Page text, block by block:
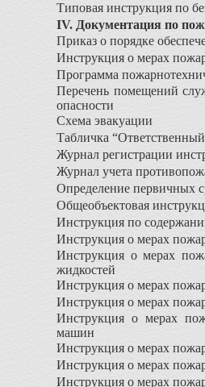
Типовая инструкция по
IV. Документация по
Приказ о порядке
Инструкция о мерах
Программа
Перечень помещений
опасности
Схема эвакуации
Табличка
Журнал регистрации
Журнал учета
Определение первичных
Общеобъектовая
Инструкция по
Инструкция о мерах
Инструкция о мерах
жидкостей
Инструкция о мерах
Инструкция о мерах
Инструкция о мерах
машин
Инструкция о мерах
Инструкция о мерах
Инструкция о мерах